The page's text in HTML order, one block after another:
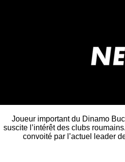
Joueur important du Dinamo
suscite l’intérêt des clubs
convoité par l’actuel leader